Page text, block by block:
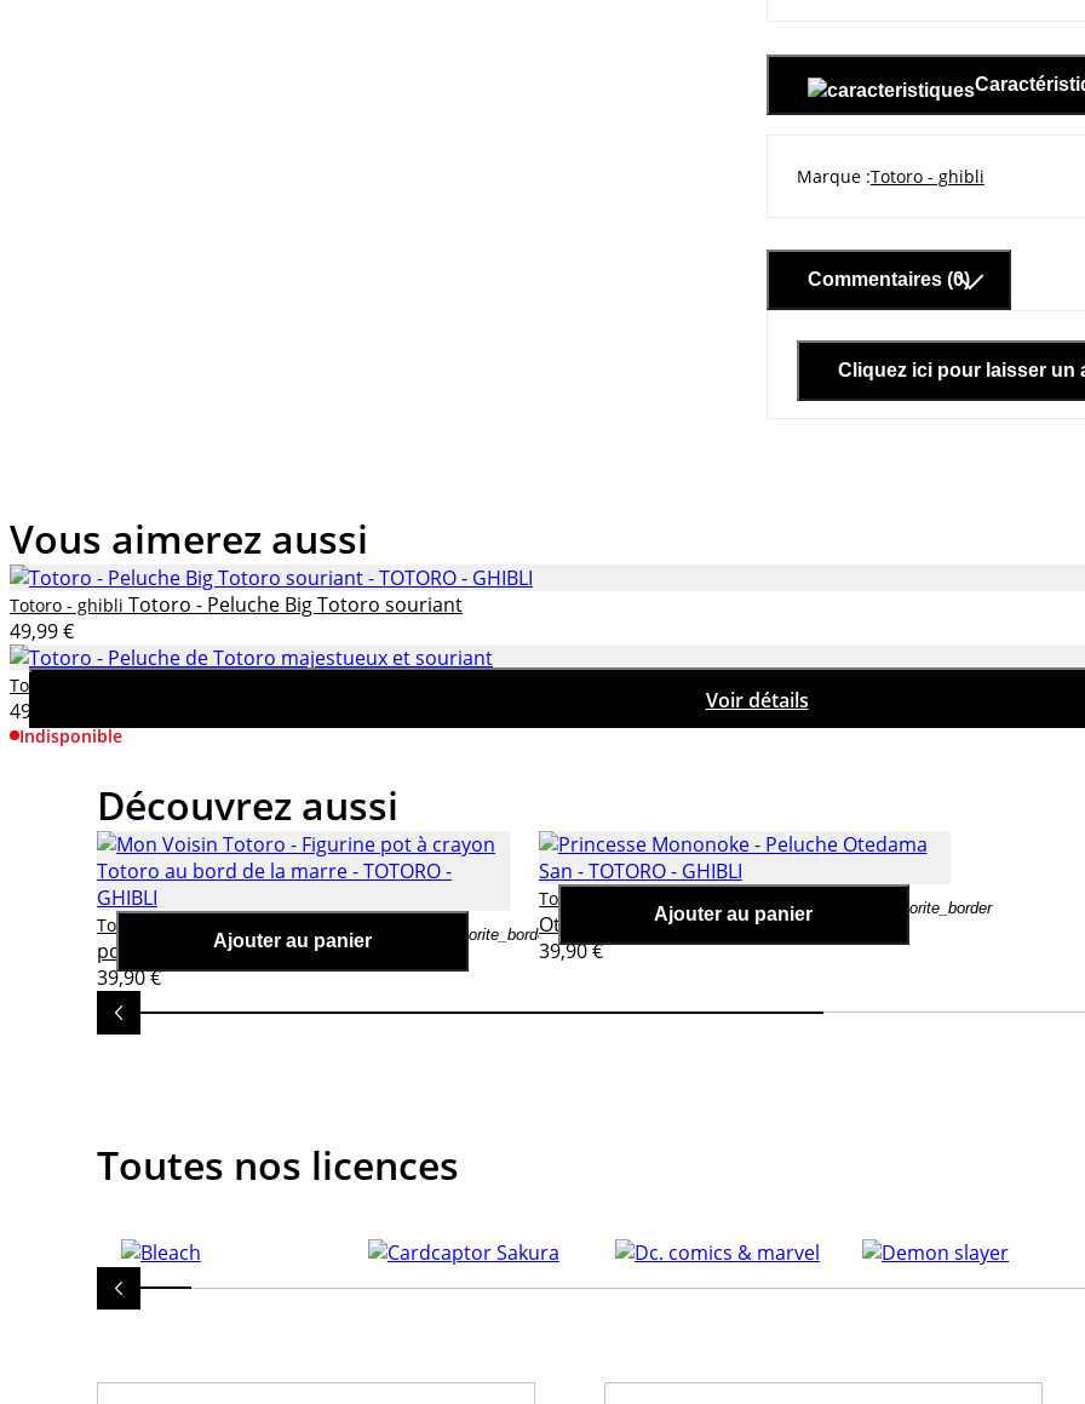
Marque Totoro - ghibli
Commentaires (0)
Cliquez ici pour laisser un
Vous aimerez aussi
Ajouter au panier
Totoro - ghibli Totoro - Peluche Big Totoro souriant
49,99 €
Voir détails
Totoro - ghibli
49,90 €
Indisponible
Découvrez aussi
Ajouter au panier favorite_border
Totoro - ghibli
pot à crayon Totoro au bord de la marre
39,90 €
Ajouter au panier favorite_border
Totoro - ghibli
Princesse Mononoke - Peluche
Otedama San
39,90 €
Toutes nos licences